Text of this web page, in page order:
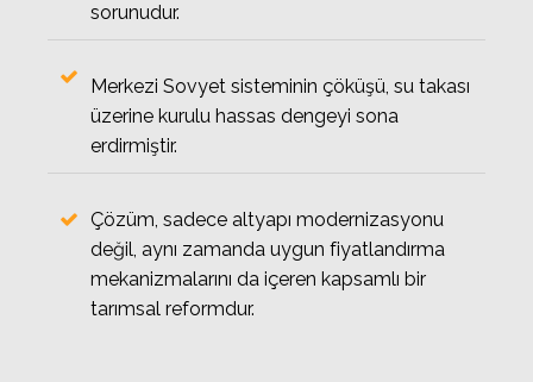
sorunudur.
Merkezi Sovyet sisteminin çöküşü, su takası
üzerine kurulu hassas dengeyi sona
erdirmiştir.
Çözüm, sadece altyapı modernizasyonu
değil, aynı zamanda uygun fiyatlandırma
mekanizmalarını da içeren kapsamlı bir
tarımsal reformdur.